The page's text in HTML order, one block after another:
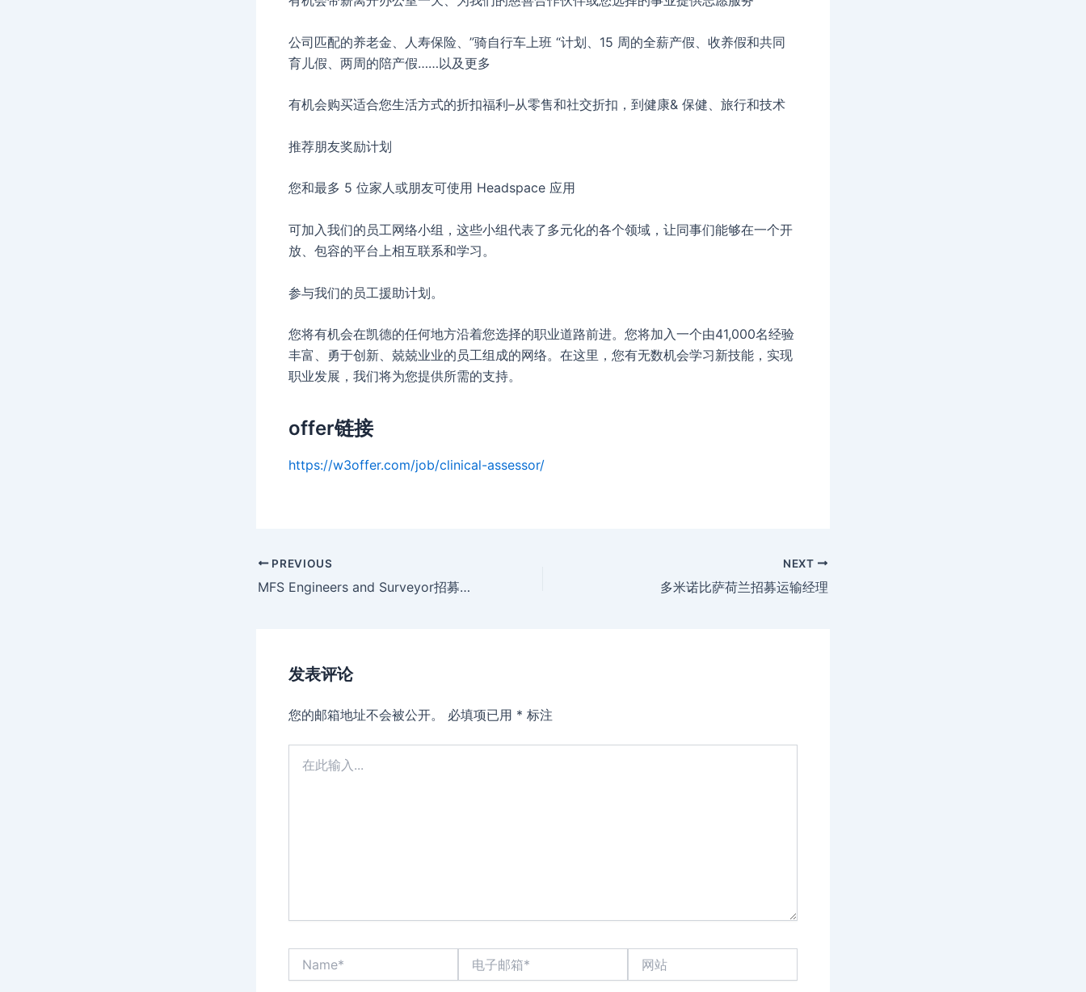
公司匹配的养老金、人寿保险、”骑自行车上班 “计划、15 周的全薪产假、收养假和共同
育儿假、两周的陪产假……以及更多
有机会购买适合您生活方式的折扣福利–从零售和社交折扣，到健康& 保健、旅行和技术
推荐朋友奖励计划
您和最多 5 位家人或朋友可使用 Headspace 应用
可加入我们的员工网络小组，这些小组代表了多元化的各个领域，让同事们能够在一个开
放、包容的平台上相互联系和学习。
参与我们的员工援助计划。
您将有机会在凯德的任何地方沿着您选择的职业道路前进。您将加入一个由41,000名经验
丰富、勇于创新、兢兢业业的员工组成的网络。在这里，您有无数机会学习新技能，实现
职业发展，我们将为您提供所需的支持。
offer链接
https://w3offer.com/job/clinical-assessor/
Post
navigation
PREVIOUS
MFS Engineers and Surveyor招募Estimating Manager
NEXT
多米诺比萨荷兰招募运输经理
发表评论
您的邮箱地址不会被公开。 必填项已用 * 标注